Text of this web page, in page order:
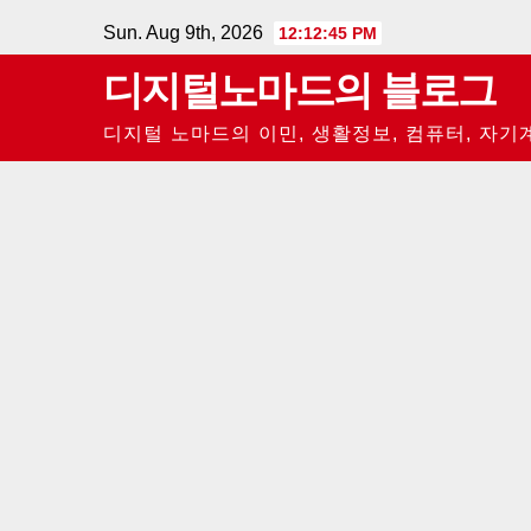
to
Sun. Aug 9th, 2026 12:12:46 PM
디지털노마드의 블로그
디지털 노마드의 이민, 생활정보, 컴퓨터, 자기